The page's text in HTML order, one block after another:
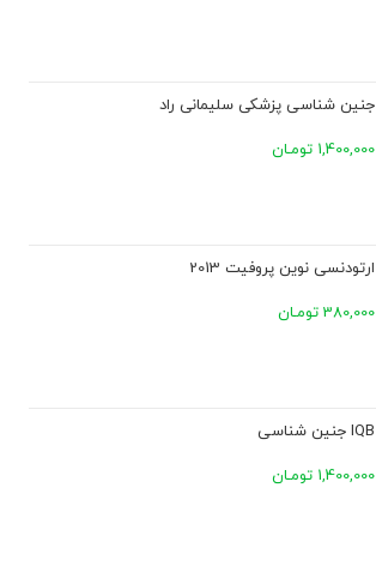
جنین شناسی پزشکی سلیمانی راد
1,400,000 تومـان
ارتودنسی نوین پروفیت 2013
380,000 تومـان
IQB جنین شناسی
1,400,000 تومـان